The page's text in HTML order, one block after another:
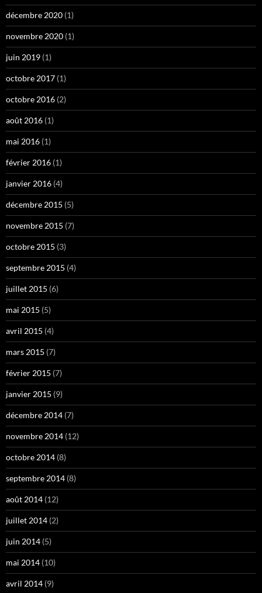
décembre 2020 (1)
novembre 2020 (1)
juin 2019 (1)
octobre 2017 (1)
octobre 2016 (2)
août 2016 (1)
mai 2016 (1)
février 2016 (1)
janvier 2016 (4)
décembre 2015 (5)
novembre 2015 (7)
octobre 2015 (3)
septembre 2015 (4)
juillet 2015 (6)
mai 2015 (5)
avril 2015 (4)
mars 2015 (7)
février 2015 (7)
janvier 2015 (9)
décembre 2014 (7)
novembre 2014 (12)
octobre 2014 (8)
septembre 2014 (8)
août 2014 (12)
juillet 2014 (2)
juin 2014 (5)
mai 2014 (10)
avril 2014 (9)